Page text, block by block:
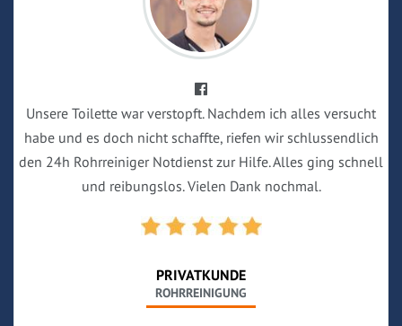
Unsere Toilette war verstopft. Nachdem ich alles versucht
habe und es doch nicht schaffte, riefen wir schlussendlich
den 24h Rohrreiniger Notdienst zur Hilfe. Alles ging schnell
und reibungslos. Vielen Dank nochmal.
PRIVATKUNDE
ROHRREINIGUNG